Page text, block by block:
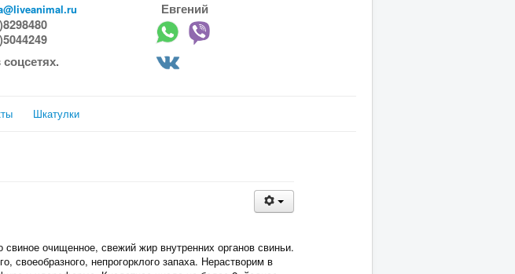
Евгений
Шкатулки
очищенное, свежий жир внутренних органов свиньи.
своеобразного, непрогорклого запаха. Нерастворим в